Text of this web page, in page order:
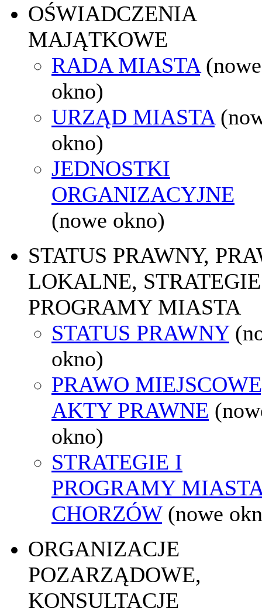
OŚWIADCZENIA
MAJĄTKOWE
RADA MIASTA (nowe
okno)
URZĄD MIASTA
okno)
JEDNOSTKI
ORGANIZACYJNE
(nowe okno)
STATUS PRAWNY,
LOKALNE,
PROGRAMY MIASTA
STATUS PRAWNY
okno)
PRAWO
AKTY PRAWNE
okno)
STRATEGIE I
PROGRAMY
CHORZÓW (nowe
ORGANIZACJE
POZARZĄDOWE,
KONSULTACJE